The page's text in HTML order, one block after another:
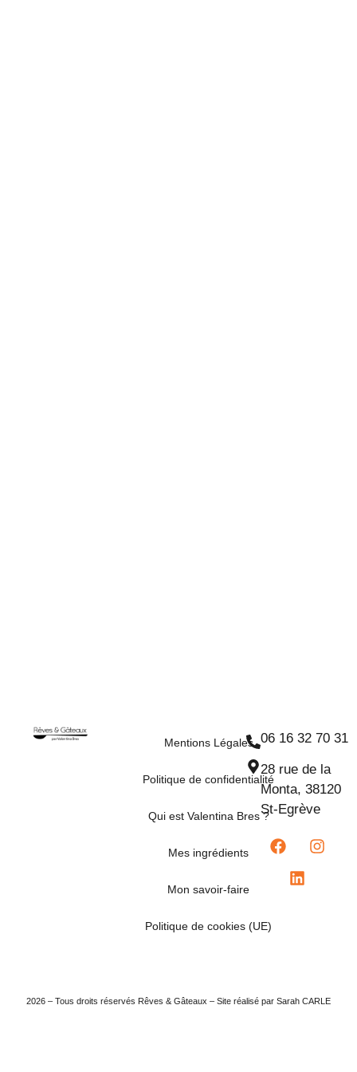
Mentions Légales
Politique de confidentialité
Qui est Valentina Bres ?
Mes ingrédients
Mon savoir-faire
Politique de cookies (UE)
06 16 32 70 31
28 rue de la
Monta, 38120
St-Egrève
2026 – Tous droits réservés Rêves & Gâteaux – Site réalisé par Sarah CARLE